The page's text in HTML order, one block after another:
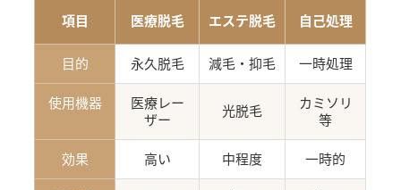
項目 医療脱毛 エステ脱毛 自己処理
目的 永久脱毛 減毛・抑毛
一時処理
使用機器
医療レー
ザー
光脱毛
カミソリ
等
効果
高い 中程度
一時的